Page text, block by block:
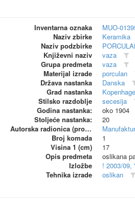
Inventarna oznaka
MUO-
Naziv zbirke
Keramika
Naziv podzbirke
Književni naziv
vaza
Grupa predmeta
vaza
Materijal izrade
porculan
Država nastanka
Danska
Grad nastanka
Stilsko razdoblje
secesija
Godina nastanka:
oko 1904
Stoljeće nastanka:
20
Autorska radionica (proizvođač)
Broj komada
1
Visina 1 (cm)
17
Opis predmeta
oslikana
Izložbe
! 2003/09,
Tehnika izrade
oslikan